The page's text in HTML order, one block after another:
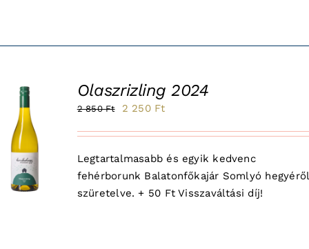
Olaszrizling 2024
2 850Ft
Original
2
850 Ft.
2 250 FtCurrent
2
250 Ft.
Legtartalmasabb és egyik kedvenc
fehérborunk Balatonfőkajár Somlyó hegyéről
szüretelve. + 50 Ft Visszaváltási díj!